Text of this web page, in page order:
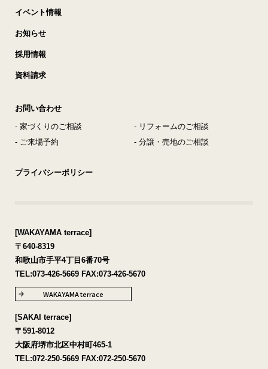
イベント情報
お知らせ
採用情報
資料請求
お問い合わせ
- 家づくりのご相談
- リフォームのご相談
- ご来場予約
- 分譲・売地のご相談
プライバシーポリシー
[WAKAYAMA terrace]
〒640-8319
和歌山市手平4丁目6番70号
TEL:073-426-5669 FAX:073-426-5670
WAKAYAMA terrace
[SAKAI terrace]
〒591-8012
大阪府堺市北区中村町465-1
TEL:072-250-5669 FAX:072-250-5670